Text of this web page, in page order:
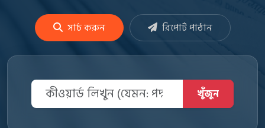
সার্চ করুন রিপোর্ট পাঠান
খুঁজুন